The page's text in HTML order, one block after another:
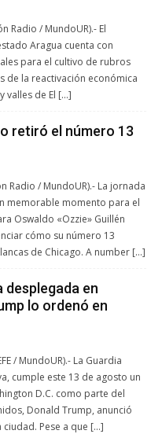
Radio / MundoUR).- El
Aragua cuenta con
para el cultivo de rubros
de la reactivación económica
valles de El […]
retiró el número 13
Radio / MundoUR).- La jornada
memorable momento para el
Oswaldo «Ozzie» Guillén
cómo su número 13
de Chicago. A number […]
desplegada en
lo ordenó en
/ MundoUR).- La Guardia
cumple este 13 de agosto un
D.C. como parte del
Donald Trump, anunció
Pese a que […]